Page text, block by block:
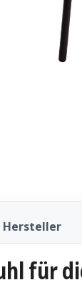
Hersteller
für